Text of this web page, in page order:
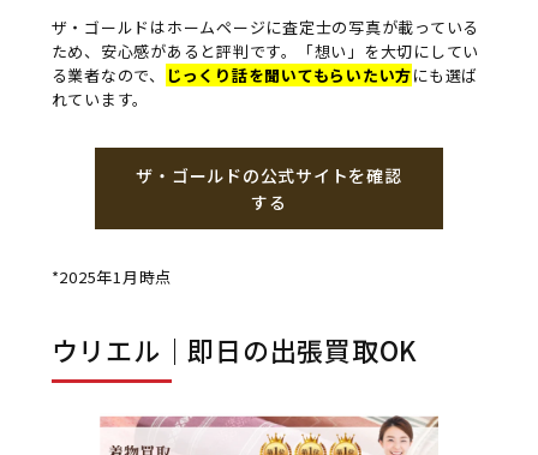
ザ・ゴールドはホームページに査定士の写真が載っている
ため、安心感があると評判です。「想い」を大切にしてい
る業者なので、
じっくり話を聞いてもらいたい方にも選ば
れています。
ザ・ゴールドの公式サイトを確認
する
*2025年1月時点
ウリエル｜即日の出張買取OK